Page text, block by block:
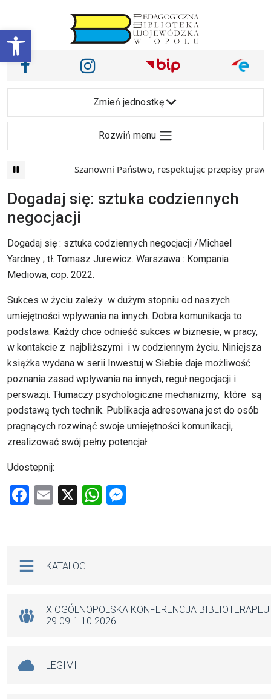
Otwórz pasek narzędzi
Main Navigation
Nasze media społecznościowe i inne
Facebook Instagram
Zmień jednostkę
Rozwiń menu
Szanowni Państwo, respektując przepisy prawa
Dogadaj się: sztuka codziennych
negocjacji
Dogadaj się : sztuka codziennych negocjacji /Michael
Yardney ; tł. Tomasz Jurewicz. Warszawa : Kompania
Mediowa, cop. 2022.
Sukces w życiu zależy w dużym stopniu od naszych
umiejętności wpływania na innych. Dobra komunikacja to
podstawa. Każdy chce odnieść sukces w biznesie, w pracy,
w kontakcie z najbliższymi i w codziennym życiu. Niniejsza
książka wydana w serii Inwestuj w Siebie daje możliwość
poznania zasad wpływania na innych, reguł negocjacji i
perswazji. Tłumaczy psychologiczne mechanizmy, które są
podstawą tych technik. Publikacja adresowana jest do osób
pragnących rozwinąć swoje umiejętności komunikacji,
zrealizować swój pełny potencjał.
Udostepnij:
F
o
k
E
X
W
p
KATALOG
X OGÓLNOPOLSKA KONFERENCJA
29.09-1.10.2026
LEGIMI